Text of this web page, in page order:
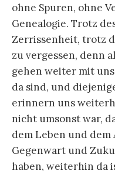
ohne Spuren, ohne
Genealogie. Trotz
Zerrissenheit, trotz
zu vergessen, denn
gehen weiter mit
da sind, und
erinnern uns
nicht umsonst war,
dem Leben und
Gegenwart und
haben, weiterhin da